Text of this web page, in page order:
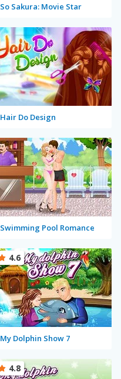
So Sakura: Movie Star
Hair Do Design
Swimming Pool Romance
My Dolphin Show 7
4.6
4.8